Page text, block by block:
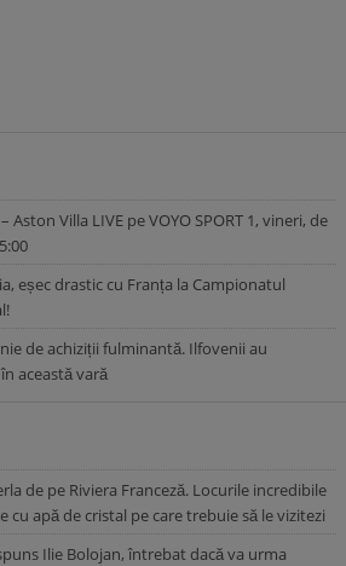
Aston Villa LIVE pe VOYO SPORT 1, vineri, de
eșec drastic cu Franța la Campionatul
de achiziții fulminantă. Ilfovenii au
această vară
de pe Riviera Franceză. Locurile incredibile
cu apă de cristal pe care trebuie să le vizitezi
Ilie Bolojan, întrebat dacă va urma